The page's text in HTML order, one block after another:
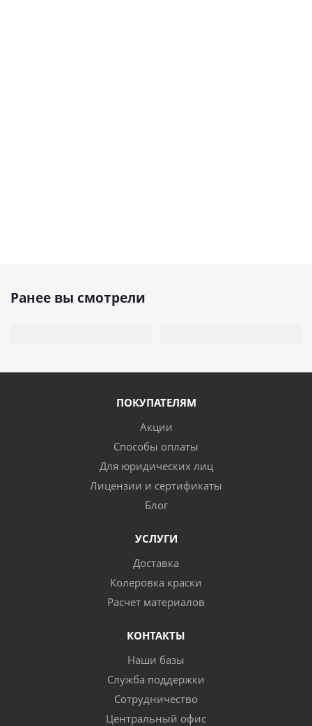
Ранее вы смотрели
ПОКУПАТЕЛЯМ
Акции
Способы оплаты
Для юридических лиц
Лицензии и сертификаты
Блог
УСЛУГИ
Доставка
Колеровка краски
Расчет материалов
КОНТАКТЫ
Наши базы
Служба поддержки
Сотрудничество
Центральный офис